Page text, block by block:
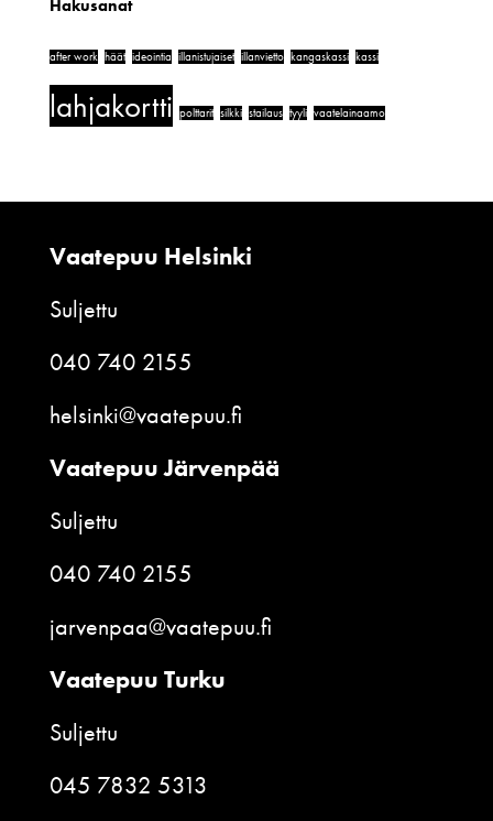
Hakusanat
after work häät ideointia illanistujaiset illanvietto kangaskassi kassi
lahjakortti polttarit silkki stailaus tyyli vaatelainaamo
Vaatepuu Helsinki
Suljettu
040 740 2155
helsinki@vaatepuu.fi
Vaatepuu Järvenpää
Suljettu
040 740 2155
jarvenpaa@vaatepuu.fi
Vaatepuu Turku
Suljettu
045 7832 5313